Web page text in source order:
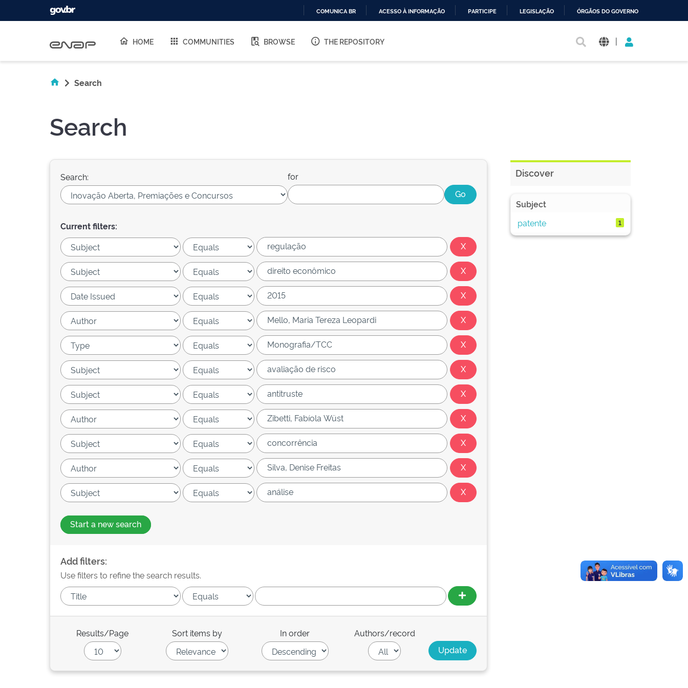
O
COMUNICA BR ACESSO À INFORMAÇÃO PARTICIPE LEGISLAÇÃO ÓRGÃOS DO GOVERNO
HOME COMMUNITIES BROWSE THE REPOSITORY |
Search
Search
Search: for
Current filters:
Start a new search
Add filters:
Use filters to refine the search results.
Results/Page Sort items by In order Authors/record
Discover
Subject
patente
1